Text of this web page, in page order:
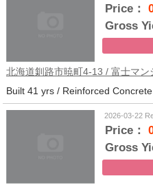
Price：
Gross
北海道釧路市暁町4-13 / 富士マン
2026-03-22
Price：
Gross